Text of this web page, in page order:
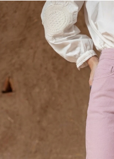
Product image slideshow Items